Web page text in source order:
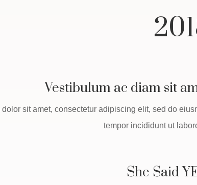
Vestibulum ac diam sit
dolor sit amet, consectetur adipiscing elit, sed do
tempor incididunt ut
She Said